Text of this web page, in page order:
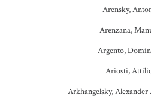
Arensky,
Arenzana,
Argento,
Ariosti,
Arkhangelsky,